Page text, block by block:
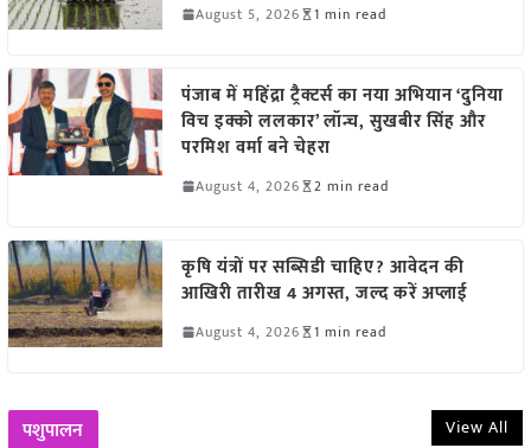
August 5, 2026 1 min read
पंजाब में महिंद्रा ट्रैक्टर्स का नया अभियान ‘दुनिया
विच इक्को ललकार’ लॉन्च, सुखबीर सिंह और
परमिश वर्मा बने चेहरा
August 4, 2026 2 min read
कृषि यंत्रों पर सब्सिडी चाहिए? आवेदन की
आखिरी तारीख 4 अगस्त, जल्द करें अप्लाई
August 4, 2026 1 min read
पशुपालन View All